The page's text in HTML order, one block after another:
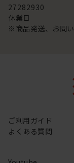
27282930
休業日
※商品発送、お問い
ご利用ガイド
よくある質問